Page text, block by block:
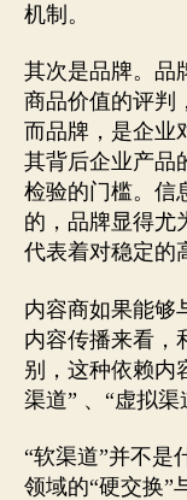
机制。
其次是品牌。品
商品价值的评判
而品牌，是企业
其背后企业产品
检验的门槛。信
的，品牌显得尤
代表着对稳定的
内容商如果能够
内容传播来看，
别，这种依赖内
渠道” 、“虚拟渠
“软渠道”并不是
领域的“硬交换”